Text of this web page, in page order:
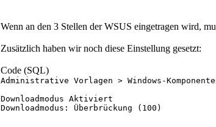
"NoAutoUpdate"=dword:00000000
"ScheduledInstallDay"=dword:00000000
"ScheduledInstallTime"=dword:00000003
"DetectionFrequencyEnabled"=dword:00000001
"DetectionFrequency"=dword:00000003
"UseWUServer"=dword:00000001
Wenn an den 3 Stellen der WSUS eingetragen wird,
Zusätzlich haben wir noch diese Einstellung gesetzt:
Code (SQL)
Administrative Vorlagen > Windows-
Downloadmodus Aktiviert
Downloadmodus: Überbrückung (100)